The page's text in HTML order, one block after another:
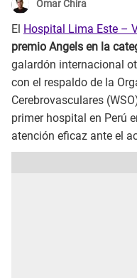
Omar Chira
El Hospital Lima Este –
premio Angels en la
galardón internacional
con el respaldo de la
Cerebrovasculares
primer hospital en Perú
atención eficaz ante el